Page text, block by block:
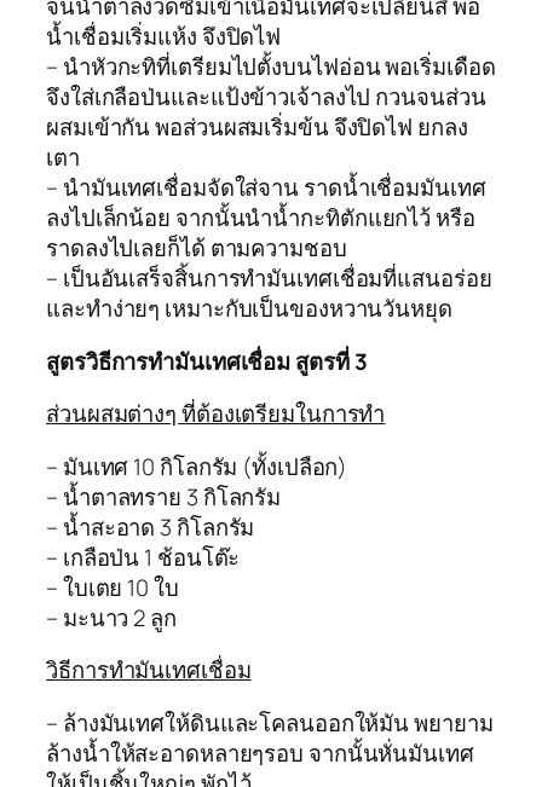
จนน้ำตาลงวดซึมเข้าเนื้อมันเทศจะเปลี่ยนสี พอ
น้ำเชื่อมเริ่มแห้ง จึงปิดไฟ
– นำหัวกะทิที่เตรียมไปตั้งบนไฟอ่อน พอเริ่มเดือด
จึงใส่เกลือป่นและแป้งข้าวเจ้าลงไป กวนจนส่วน
ผสมเข้ากัน พอส่วนผสมเริ่มข้น จึงปิดไฟ ยกลง
เตา
– นำมันเทศเชื่อมจัดใส่จาน ราดน้ำเชื่อมมันเทศ
ลงไปเล็กน้อย จากนั้นนำน้ำกะทิตักแยกไว้ หรือ
ราดลงไปเลยก็ได้ ตามความชอบ
– เป็นอันเสร็จสิ้นการทำมันเทศเชื่อมที่แสนอร่อย
และทำง่ายๆ เหมาะกับเป็นของหวานวันหยุด
สูตรวิธีการทำมันเทศเชื่อม สูตรที่ 3
ส่วนผสมต่างๆ ที่ต้องเตรียมในการทำ
– มันเทศ 10 กิโลกรัม (ทั้งเปลือก)
– น้ำตาลทราย 3 กิโลกรัม
– น้ำสะอาด 3 กิโลกรัม
– เกลือป่น 1 ช้อนโต๊ะ
– ใบเตย 10 ใบ
– มะนาว 2 ลูก
วิธีการทำมันเทศเชื่อม
– ล้างมันเทศให้ดินและโคลนออกให้มัน พยายาม
ล้างน้ำให้สะอาดหลายๆรอบ จากนั้นหั่นมันเทศ